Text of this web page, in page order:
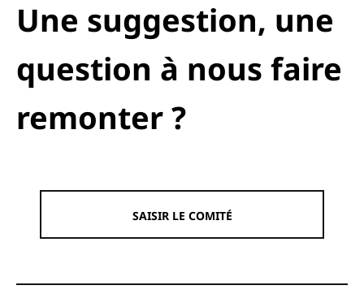
Une suggestion, une
question à nous faire
remonter ?
SAISIR LE COMITÉ